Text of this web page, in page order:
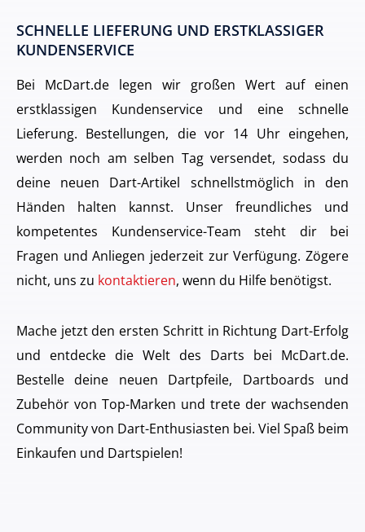
SCHNELLE LIEFERUNG UND ERSTKLASSIGER
KUNDENSERVICE
Bei McDart.de legen wir großen Wert auf einen
erstklassigen Kundenservice und eine schnelle
Lieferung. Bestellungen, die vor 14 Uhr eingehen,
werden noch am selben Tag versendet, sodass du
deine neuen Dart-Artikel schnellstmöglich in den
Händen halten kannst. Unser freundliches und
kompetentes Kundenservice-Team steht dir bei
Fragen und Anliegen jederzeit zur Verfügung. Zögere
nicht, uns zu kontaktieren, wenn du Hilfe benötigst.
Mache jetzt den ersten Schritt in Richtung Dart-Erfolg
und entdecke die Welt des Darts bei McDart.de.
Bestelle deine neuen Dartpfeile, Dartboards und
Zubehör von Top-Marken und trete der wachsenden
Community von Dart-Enthusiasten bei. Viel Spaß beim
Einkaufen und Dartspielen!